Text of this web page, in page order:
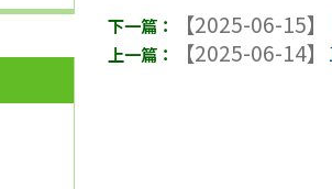
【2025-06-15】
【2025-06-14】